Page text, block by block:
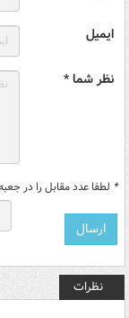
ایمیل
نظر شما *
* لطفا عدد مقابل را در
نظرات